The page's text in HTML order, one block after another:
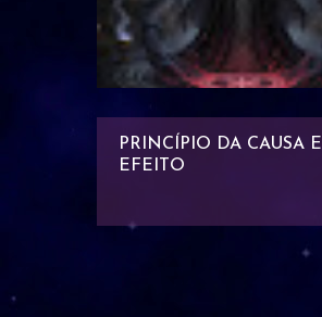
PRINCÍPIO DA CAUSA E
EFEITO